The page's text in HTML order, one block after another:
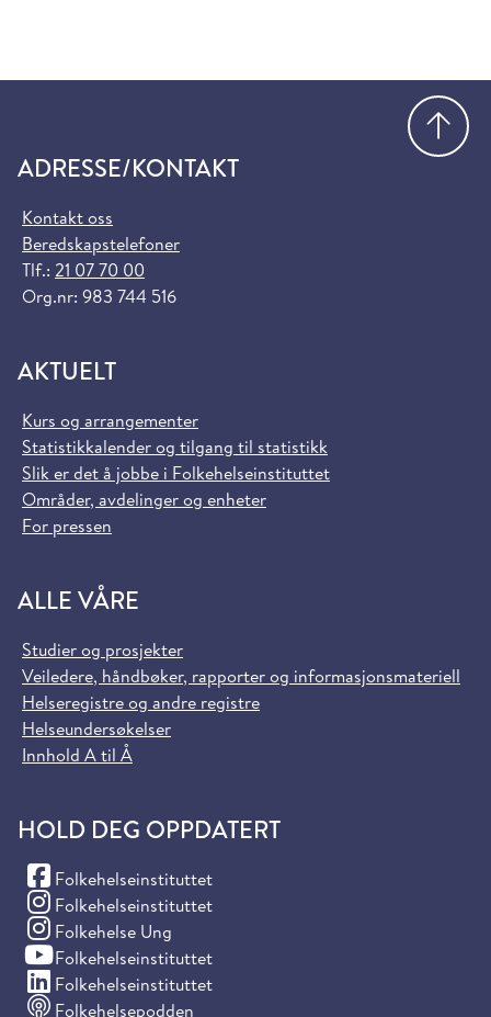
ADRESSE/KONTAKT
Kontakt oss
Beredskapstelefoner
Tlf.: 21 07 70 00
Org.nr: 983 744 516
AKTUELT
Kurs og arrangementer
Statistikkalender og tilgang til statistikk
Slik er det å jobbe i Folkehelseinstituttet
Områder, avdelinger og enheter
For pressen
ALLE VÅRE
Studier og prosjekter
Veiledere, håndbøker, rapporter og informasjonsmateriell
Helseregistre og andre registre
Helseundersøkelser
Innhold A til Å
HOLD DEG OPPDATERT
Folkehelseinstituttet
(Facebook)
Folkehelseinstituttet
(Instagram)
Folkehelse Ung
(Instagram)
Folkehelseinstituttet
(YouTube)
Folkehelseinstituttet
(LinkedIn)
Folkehelsepodden